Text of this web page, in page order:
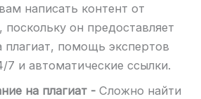
написать контент от
поскольку он предоставляет
плагиат, помощь экспертов
и автоматические ссылки.
на плагиат -Сложно найти